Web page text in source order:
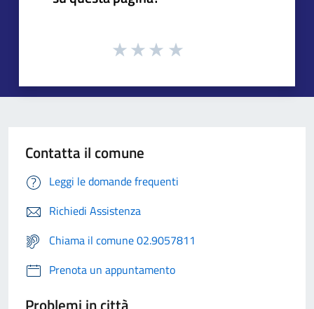
Contatta il comune
Leggi le domande frequenti
Richiedi Assistenza
Chiama il comune 02.9057811
Prenota un appuntamento